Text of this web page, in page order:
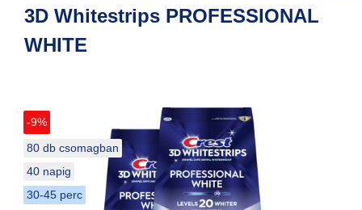
3D Whitestrips PROFESSIONAL
WHITE
-9%
80 db csomagban
40 napig
30-45 perc